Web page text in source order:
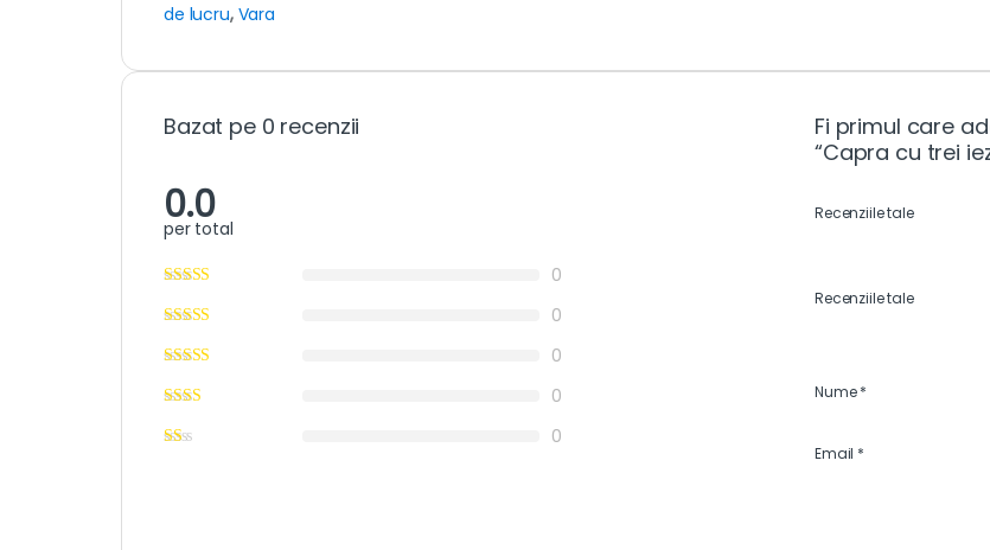
de lucru, Vara
Bazat pe 0 recenzii
0.0
per total
0
0
0
0
0
Fi primul care
“Capra cu trei
Recenziile tale
Recenziile tale
Nume*
Email *